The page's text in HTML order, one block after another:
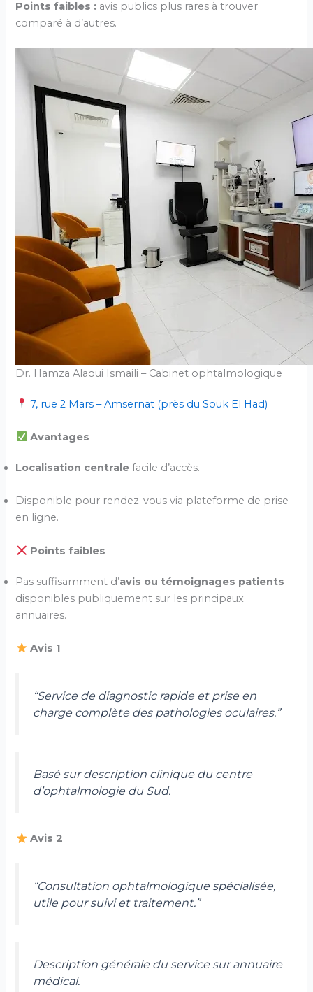
Points faibles : avis publics plus rares à trouver
comparé à d’autres.
Dr. Hamza Alaoui Ismaili – Cabinet ophtalmologique
7, rue 2 Mars – Amsernat (près du Souk El Had)
Avantages
Localisation centrale facile d’accès.
Disponible pour rendez-vous via plateforme de prise
en ligne.
Points faibles
Pas suffisamment d’avis ou témoignages patients
disponibles publiquement sur les principaux
annuaires.
Avis 1
“Service de diagnostic rapide et prise en
charge complète des pathologies oculaires.”
Basé sur description clinique du centre
d’ophtalmologie du Sud.
Avis 2
“Consultation ophtalmologique spécialisée,
utile pour suivi et traitement.”
Description générale du service sur annuaire
médical.